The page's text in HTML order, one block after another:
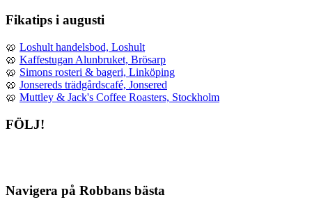
Fikatips i augusti
🥨 Loshult handelsbod, Loshult
🥨 Kaffestugan Alunbruket, Brösarp
🥨 Simons rosteri & bageri, Linköping
🥨 Jonsereds trädgårdscafé, Jonsered
🥨 Muttley & Jack's Coffee Roasters, Stockholm
FÖLJ!
Navigera på Robbans bästa